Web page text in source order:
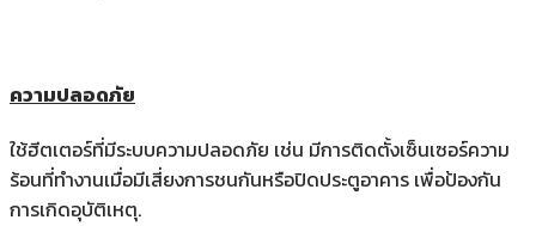
ความปลอดภัย
ใช้ฮีตเตอร์ที่มีระบบความปลอดภัย เช่น มีการติดตั้งเซ็นเซอร์ความ
ร้อนที่ทำงานเมื่อมีเสี่ยงการชนกันหรือปิดประตูอาคาร เพื่อป้องกัน
การเกิดอุบัติเหตุ.